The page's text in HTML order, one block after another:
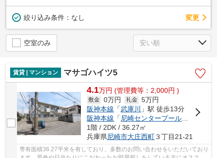
絞り込み条件： なし 変更
空室のみ
賃貸 | マンション マサゴハイツ5
4.1万円 (管理費等：2,000円 )
敷金 0万円 礼金 5万円
阪神本線 「武庫川
」駅 徒歩13分
阪神本線 「尼崎センタープール前
」駅 徒
1階 / 2DK / 36.27㎡
兵庫県尼崎市大庄西町３丁目21-21
専有面積36.27平米を有しており、多数のお問い合わせをいただいており